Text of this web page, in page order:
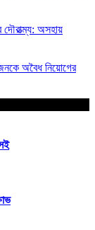
দৌরাত্ম্য: অসহায়
জনকে অবৈধ নিয়োগের